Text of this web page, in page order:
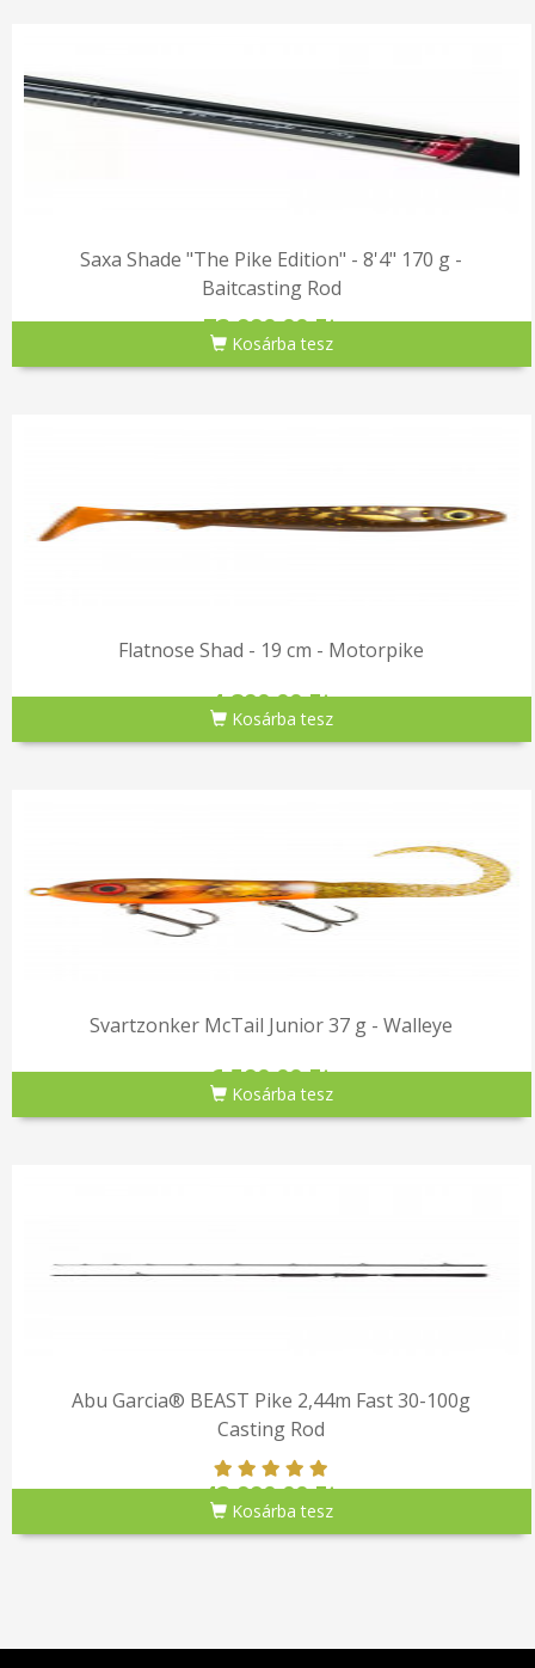
Saxa Shade "The Pike Edition" - 8'4" 170 g -
Baitcasting Rod
72,990.00 Ft
Kosárba tesz
Flatnose Shad - 19 cm - Motorpike
4,890.00 Ft
Kosárba tesz
Svartzonker McTail Junior 37 g - Walleye
6,590.00 Ft
Kosárba tesz
Abu Garcia® BEAST Pike 2,44m Fast 30-100g
Casting Rod
42,990.00 Ft
Kosárba tesz